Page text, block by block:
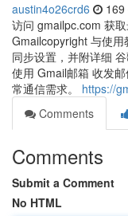
austin4o26crd6 169
访问 gmailpc.com 获
Gmailcopyright 与使用
同步设置，并附详细
使用 Gmail邮箱 收发
常通信需求。 https://
Comments
Comments
Submit a Comment
No HTML